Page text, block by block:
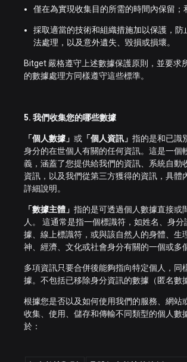
僅在為實現收集目的所需的時間內保留；
採取適當的技術和組織措施加以保護，防
法處理，以及意外遺失、毀損或損壞。
Bitget 嚴格遵守上述數據保護原則，並要求
的數據處理方同樣遵守這些標準。
5. 我們收集您的哪些數據
「個人數據」 或 「個人資訊」 指的是和已識
身分的在世個人有關的任何資訊。這是一個
義，涵蓋了您提供給我們的資訊、系統自動
資訊，以及我們從第三方獲得的資訊，具體
詳細說明。
「數據主體」 指的是可透過個人數據直接或
人。 這通常是指一個標識符，如姓名、身
據、線上標識符，或與該自然人的身體、生
神、經濟、文化或社會身分有關的一個或多
多項資訊只要合併後能夠指向特定個人，同
據。不包括已移除身分資訊的數據（匿名數
根據您是否以及如何使用我們的服務、網站
收集、使用、儲存和傳輸不同類型的個人數
於：